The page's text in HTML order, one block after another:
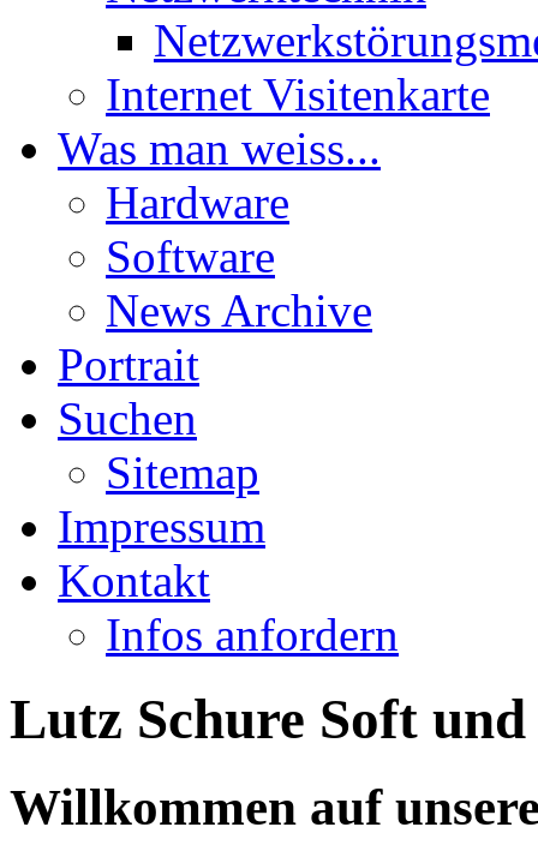
Internet Visitenkarte
Was man weiss...
Hardware
Software
News Archive
Portrait
Suchen
Sitemap
Impressum
Kontakt
Infos anfordern
Lutz Schure Soft
Willkommen auf